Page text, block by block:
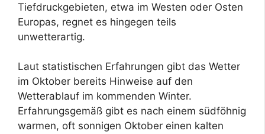
Tiefdruckgebieten, etwa im Westen oder Osten
Europas, regnet es hingegen teils
unwetterartig.
Laut statistischen Erfahrungen gibt das Wetter
im Oktober bereits Hinweise auf den
Wetterablauf im kommenden Winter.
Erfahrungsgemäß gibt es nach einem südföhnig
warmen, oft sonnigen Oktober einen kalten